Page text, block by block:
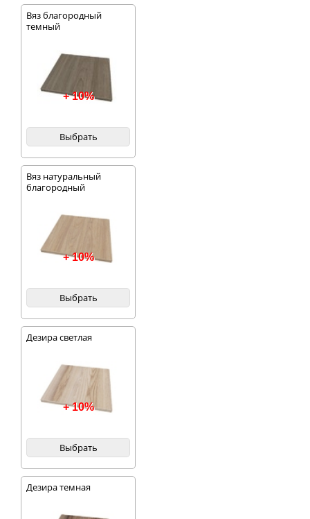
Вяз благородный
темный
+ 10%
Выбрать
Вяз натуральный
благородный
+ 10%
Выбрать
Дезира светлая
+ 10%
Выбрать
Дезира темная